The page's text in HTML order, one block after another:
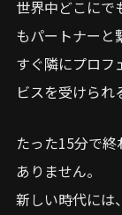
世界中どこにで
もパートナーと
すぐ隣にプロフ
ビスを受けられ
たった15分で
ありません。
新しい時代には